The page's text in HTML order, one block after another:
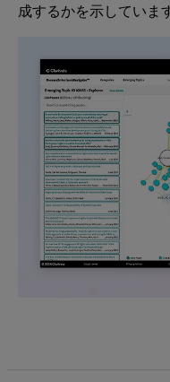
成するかを示していま